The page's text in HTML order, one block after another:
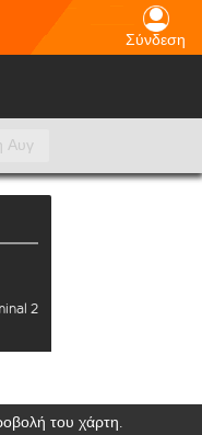
Σύνδεση
Αυγ
2
του χάρτη.